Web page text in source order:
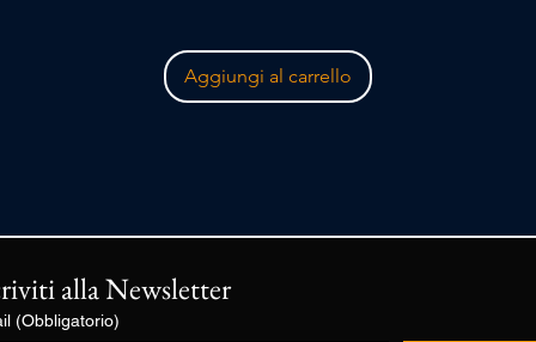
Aggiungi al carrello
alla Newsletter
(Obbligatorio)